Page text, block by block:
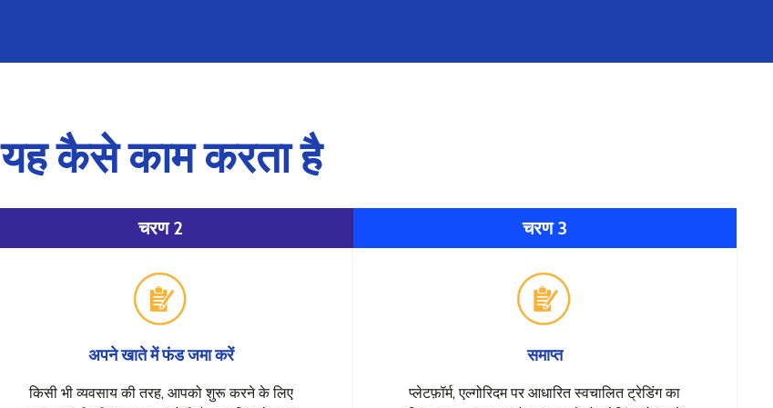
यह कैसे काम करता है
चरण 2
अपने खाते में फंड जमा करें
किसी भी व्यवसाय की तरह, आपको शुरू करने के लिए
चरण 3
समाप्त
प्लेटफ़ॉर्म, एल्गोरिदम पर आधारित स्वचालित ट्रेडिंग का